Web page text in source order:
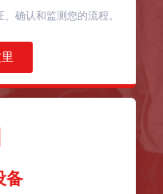
确认和监测您的流程。
备